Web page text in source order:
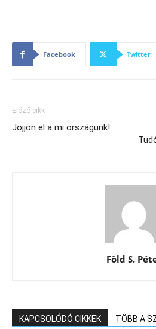
Facebook Twitter
Előző cikk
Jöjjön el a mi országunk!
Föld S.
KAPCSOLÓDÓ CIKKEK TÖBB A